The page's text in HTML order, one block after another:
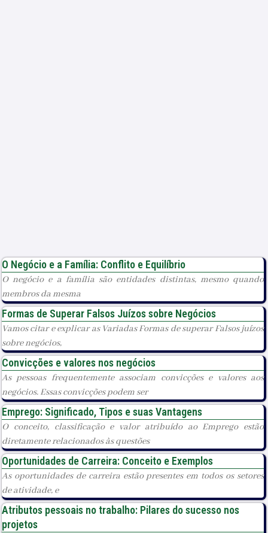
O Negócio e a Família: Conflito e Equilíbrio
O negócio e a família são entidades distintas, mesmo quando
membros da mesma
Formas de Superar Falsos Juízos sobre Negócios
Vamos citar e explicar as Variadas Formas de superar Falsos juízos
sobre negócios,
Convicções e valores nos negócios
As pessoas frequentemente associam convicções e valores aos
negócios. Essas convicções podem ser
Emprego: Significado, Tipos e suas Vantagens
O conceito, classificação e valor atribuído ao Emprego estão
diretamente relacionados às questões
Oportunidades de Carreira: Conceito e Exemplos
As oportunidades de carreira estão presentes em todos os setores
de atividade, e
Atributos pessoais no trabalho: Pilares do sucesso nos
projetos